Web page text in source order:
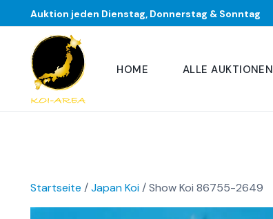
Auktion jeden Dienstag, Donnerstag & Sonntag
HOME ALLE AUKTIONEN
Startseite /Japan Koi/ Show Koi 86755-2649